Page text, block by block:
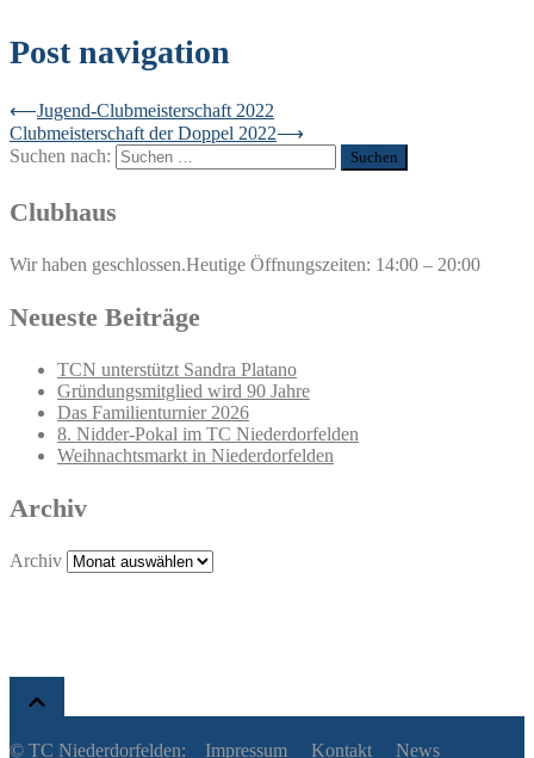
Post navigation
⟵Jugend-Clubmeisterschaft 2022
Clubmeisterschaft der Doppel 2022⟶
Suchen nach:
Clubhaus
Wir haben geschlossen.Heutige Öffnungszeiten: 14:00 – 20:00
Neueste Beiträge
TCN unterstützt Sandra Platano
Gründungsmitglied wird 90 Jahre
Das Familienturnier 2026
8. Nidder-Pokal im TC Niederdorfelden
Weihnachtsmarkt in Niederdorfelden
Archiv
Archiv
© TC Niederdorfelden: Impressum Kontakt News